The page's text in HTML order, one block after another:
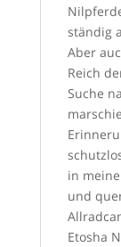
ständig
Aber
Reich
Suche
in
und
Etosha